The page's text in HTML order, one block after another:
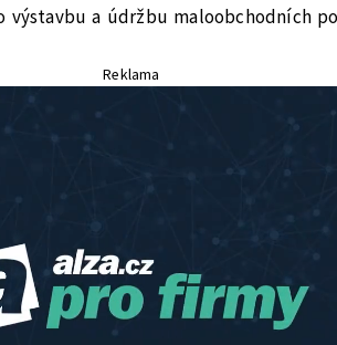
výstavbu a údržbu maloobchodních
Reklama